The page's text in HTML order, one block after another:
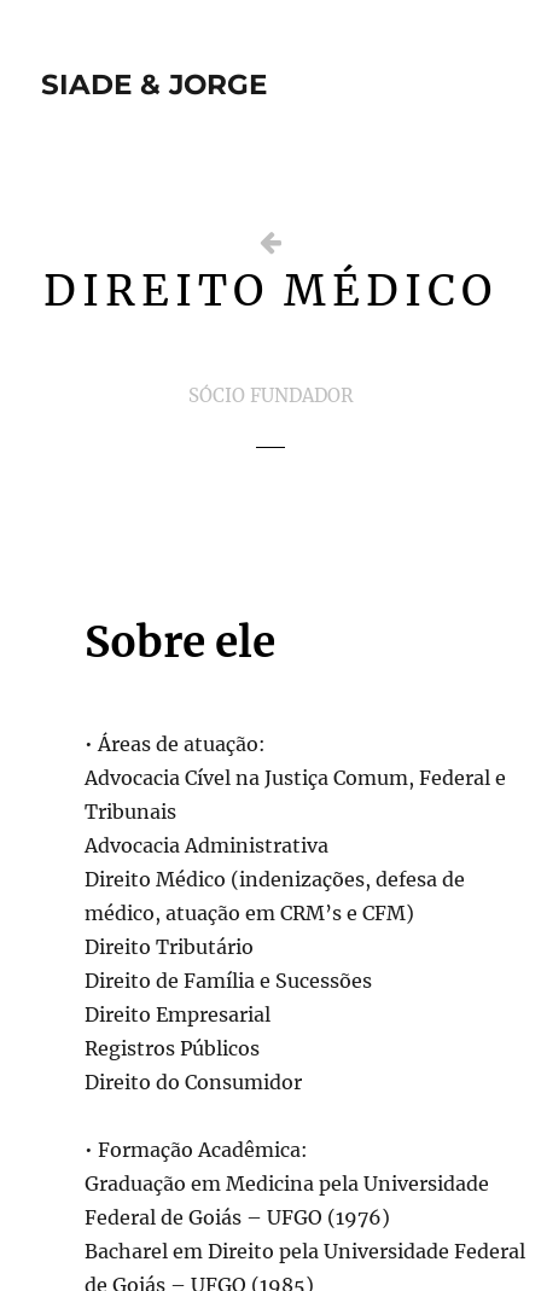
SIADE & JORGE
DIREITO MÉDICO
SÓCIO FUNDADOR
Sobre ele
• Áreas de atuação:
Advocacia Cível na Justiça Comum, Federal e
Tribunais
Advocacia Administrativa
Direito Médico (indenizações, defesa de
médico, atuação em CRM’s e CFM)
Direito Tributário
Direito de Família e Sucessões
Direito Empresarial
Registros Públicos
Direito do Consumidor
• Formação Acadêmica:
Graduação em Medicina pela Universidade
Federal de Goiás – UFGO (1976)
Bacharel em Direito pela Universidade Federal
de Goiás – UFGO (1985)